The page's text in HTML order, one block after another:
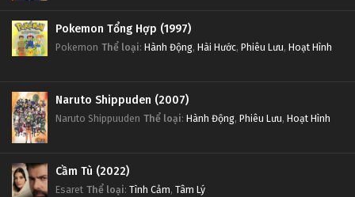
Pokemon Tổng Hợp (1997)
Pokemon Thể loại: Hành Động, Hài Hước, Phiêu Lưu, Hoạt Hình
Naruto Shippuden (2007)
Naruto Shippuuden Thể loại: Hành Động, Phiêu Lưu, Hoạt Hình
Cầm Tù (2022)
Esaret Thể loại: Tình Cảm, Tâm Lý